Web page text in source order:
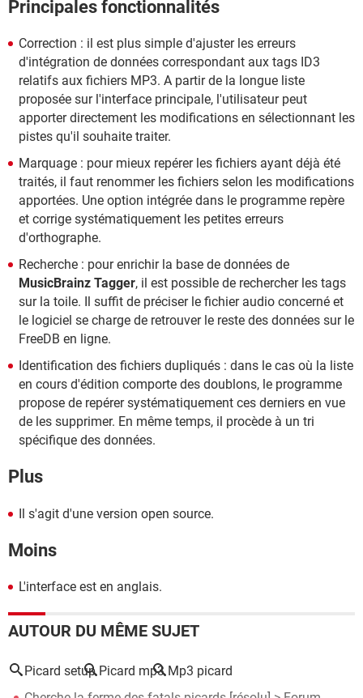
Principales fonctionnalités
Correction : il est plus simple d'ajuster les erreurs
d'intégration de données correspondant aux tags ID3
relatifs aux fichiers MP3. A partir de la longue liste
proposée sur l'interface principale, l'utilisateur peut
apporter directement les modifications en sélectionnant les
pistes qu'il souhaite traiter.
Marquage : pour mieux repérer les fichiers ayant déjà été
traités, il faut renommer les fichiers selon les modifications
apportées. Une option intégrée dans le programme repère
et corrige systématiquement les petites erreurs
d'orthographe.
Recherche : pour enrichir la base de données de
MusicBrainz Tagger, il est possible de rechercher les tags
sur la toile. Il suffit de préciser le fichier audio concerné et
le logiciel se charge de retrouver le reste des données sur le
FreeDB en ligne.
Identification des fichiers dupliqués : dans le cas où la liste
en cours d'édition comporte des doublons, le programme
propose de repérer systématiquement ces derniers en vue
de les supprimer. En même temps, il procède à un tri
spécifique des données.
Plus
Il s'agit d'une version open source.
Moins
L'interface est en anglais.
AUTOUR DU MÊME SUJET
Picard setup Picard mp3 Mp3 picard